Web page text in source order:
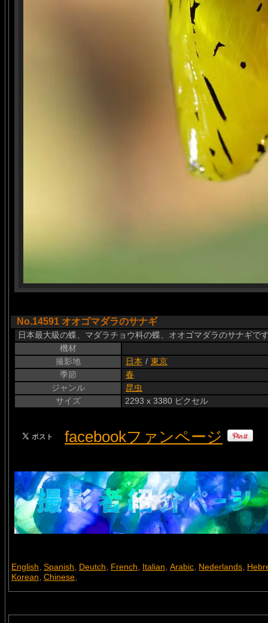
No.14591 オオゴマダラのサナギ
日本最大級の蝶、マダラチョウ科の蝶、オオゴマダラのサナギで
機材
撮影地
日本 / 東京
季節
春
ジャンル
昆虫
サイズ
2293 x 3380 ピクセル
facebookファンページ
English, Spanish, Deutch, French, Italian, Arabic, Nederlands,
Korean, Chinese,